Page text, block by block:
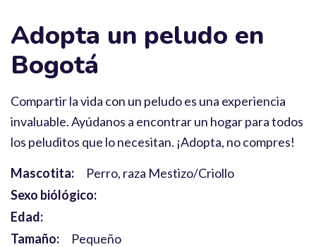
Adopta un peludo en
Bogotá
Compartir la vida con un peludo es una experiencia
invaluable. Ayúdanos a encontrar un hogar para todos
los peluditos que lo necesitan. ¡Adopta, no compres!
Mascotita:
Perro, raza Mestizo/Criollo
Sexo biólógico:
Edad:
Tamaño:
Pequeño